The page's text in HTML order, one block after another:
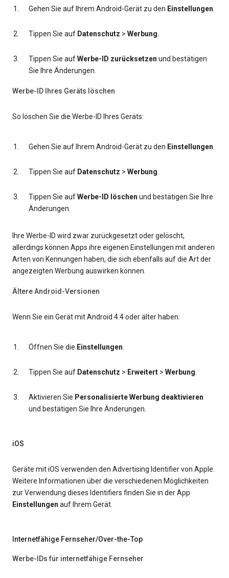
Gehen Sie auf Ihrem Android-Gerät zu den Einstellungen.
Tippen Sie auf Datenschutz > Werbung.
Tippen Sie aufWerbe-ID zurücksetzen und bestätigen
Sie Ihre Änderungen.
Werbe-ID Ihres Geräts löschen
So löschen Sie die Werbe-ID Ihres Geräts:
Gehen Sie auf Ihrem Android-Gerät zu den Einstellungen.
Tippen Sie auf Datenschutz > Werbung.
Tippen Sie aufWerbe-ID löschen und bestätigen Sie Ihre
Änderungen.
Ihre Werbe-ID wird zwar zurückgesetzt oder gelöscht,
allerdings können Apps ihre eigenen Einstellungen mit anderen
Arten von Kennungen haben, die sich ebenfalls auf die Art der
angezeigten Werbung auswirken können.
Ältere Android-Versionen
Wenn Sie ein Gerät mit Android 4.4 oder älter haben:
Öffnen Sie die Einstellungen.
Tippen Sie auf Datenschutz > Erweitert > Werbung.
Aktivieren Sie Personalisierte Werbung deaktivieren
und bestätigen Sie Ihre Änderungen.
iOS
Geräte mit iOS verwenden den Advertising Identifier von Apple.
Weitere Informationen über die verschiedenen Möglichkeiten
zur Verwendung dieses Identifiers finden Sie in der App
Einstellungen auf Ihrem Gerät.
Internetfähige Fernseher/Over-the-Top
Werbe-IDs für internetfähige Fernseher